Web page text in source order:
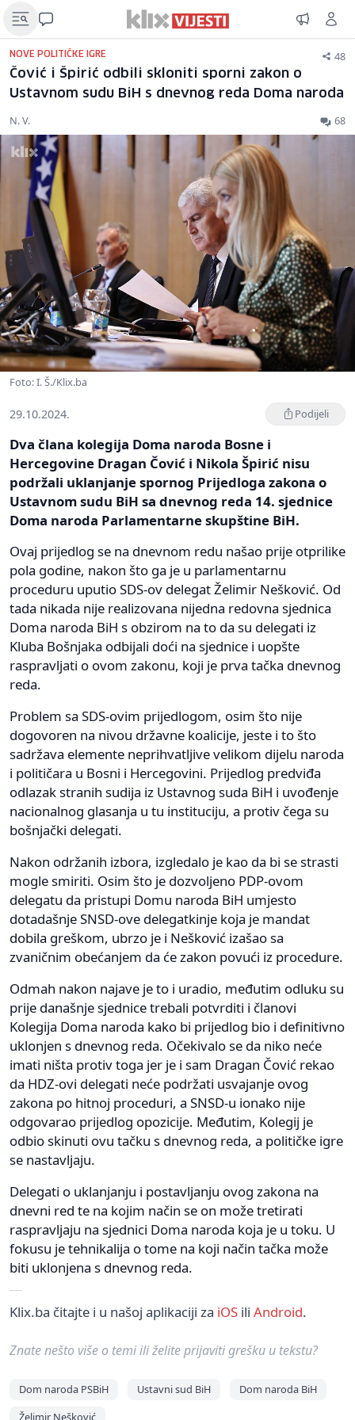
NOVE POLITIČKE IGRE 48
Čović i Špirić odbili skloniti sporni zakon o
Ustavnom sudu BiH s dnevnog reda Doma naroda
N. V. 68
Foto: I. Š./Klix.ba
29.10.2024. Podijeli
Dva člana kolegija Doma naroda Bosne i
Hercegovine Dragan Čović i Nikola Špirić nisu
podržali uklanjanje spornog Prijedloga zakona o
Ustavnom sudu BiH sa dnevnog reda 14. sjednice
Doma naroda Parlamentarne skupštine BiH.
Ovaj prijedlog se na dnevnom redu našao prije otprilike
pola godine, nakon što ga je u parlamentarnu
proceduru uputio SDS-ov delegat Želimir Nešković. Od
tada nikada nije realizovana nijedna redovna sjednica
Doma naroda BiH s obzirom na to da su delegati iz
Kluba Bošnjaka odbijali doći na sjednice i uopšte
raspravljati o ovom zakonu, koji je prva tačka dnevnog
reda.
Problem sa SDS-ovim prijedlogom, osim što nije
dogovoren na nivou državne koalicije, jeste i to što
sadržava elemente neprihvatljive velikom dijelu naroda
i političara u Bosni i Hercegovini. Prijedlog predviđa
odlazak stranih sudija iz Ustavnog suda BiH i uvođenje
nacionalnog glasanja u tu instituciju, a protiv čega su
bošnjački delegati.
Nakon održanih izbora, izgledalo je kao da bi se strasti
mogle smiriti. Osim što je dozvoljeno PDP-ovom
delegatu da pristupi Domu naroda BiH umjesto
dotadašnje SNSD-ove delegatkinje koja je mandat
dobila greškom, ubrzo je i Nešković izašao sa
zvaničnim obećanjem da će zakon povući iz procedure.
Odmah nakon najave je to i uradio, međutim odluku su
prije današnje sjednice trebali potvrditi i članovi
Kolegija Doma naroda kako bi prijedlog bio i definitivno
uklonjen s dnevnog reda. Očekivalo se da niko neće
imati ništa protiv toga jer je i sam Dragan Čović rekao
da HDZ-ovi delegati neće podržati usvajanje ovog
zakona po hitnoj proceduri, a SNSD-u ionako nije
odgovarao prijedlog opozicije. Međutim, Kolegij je
odbio skinuti ovu tačku s dnevnog reda, a političke igre
se nastavljaju.
Delegati o uklanjanju i postavljanju ovog zakona na
dnevni red te na kojim način se on može tretirati
raspravljaju na sjednici Doma naroda koja je u toku. U
fokusu je tehnikalija o tome na koji način tačka može
biti uklonjena s dnevnog reda.
Klix.ba čitajte i u našoj aplikaciji za iOS ili Android.
Znate nešto više o temi ili želite prijaviti grešku u tekstu?
Dom naroda PSBiH Ustavni sud BiH
Dom naroda BiH
Želimir Nešković